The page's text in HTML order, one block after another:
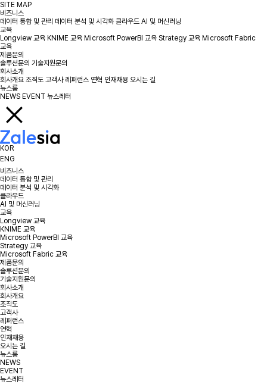
SITE MAP
비즈니스
데이터 통합 및 관리 데이터 분석 및 시각화 클라우드 AI 및 머신러닝
교육
Longview 교육 KNIME 교육 Microsoft PowerBI 교육 Strategy 교육 Microsoft Fabric
교육
제품문의
솔루션문의 기술지원문의
회사소개
회사개요 조직도 고객사 레퍼런스 연혁 인재채용 오시는 길
뉴스룸
NEWS EVENT 뉴스레터
KOR
ENG
비즈니스
데이터 통합 및 관리
데이터 분석 및 시각화
클라우드
AI 및 머신러닝
교육
Longview 교육
KNIME 교육
Microsoft PowerBI 교육
Strategy 교육
Microsoft Fabric 교육
제품문의
솔루션문의
기술지원문의
회사소개
회사개요
조직도
고객사
레퍼런스
연혁
인재채용
오시는 길
뉴스룸
NEWS
EVENT
뉴스레터